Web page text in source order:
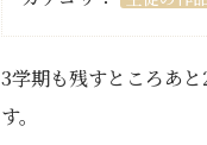
3学期も残すところあ
す。